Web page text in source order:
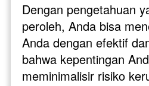
Dengan pengetahuan
peroleh, Anda bisa
Anda dengan efektif
bahwa kepentingan
meminimalisir risiko